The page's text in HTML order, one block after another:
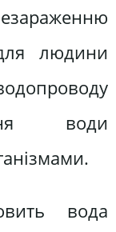
людини
води
вода